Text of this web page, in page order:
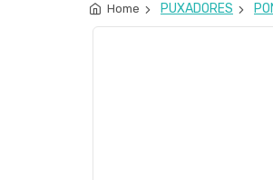
Home PUXADORES